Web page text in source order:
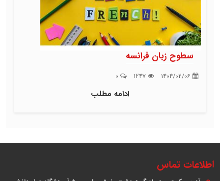
سطوح زبان فرانسه
ادامه مطلب
اطلاعات تماس